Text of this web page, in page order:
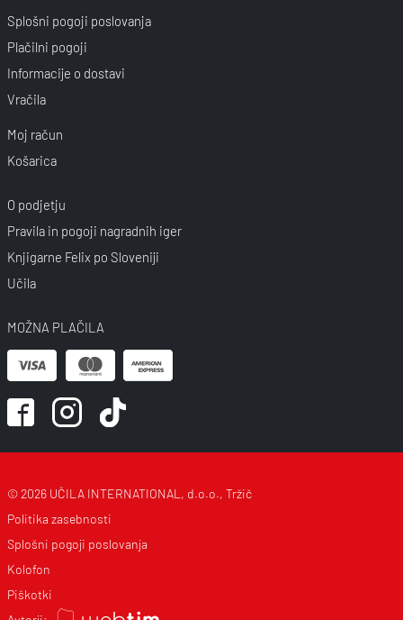
Splošni pogoji poslovanja
Plačilni pogoji
Informacije o dostavi
Vračila
Moj račun
Košarica
O podjetju
Pravila in pogoji nagradnih iger
Knjigarne Felix po Sloveniji
Učila
MOŽNA PLAČILA
© 2026 UČILA INTERNATIONAL, d.o.o., Tržič
Politika zasebnosti
Splošni pogoji poslovanja
Kolofon
Piškotki